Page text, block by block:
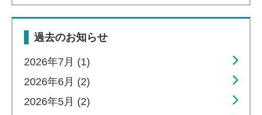
過去のお知らせ
2026年7月 (1)
2026年6月 (2)
2026年5月 (2)